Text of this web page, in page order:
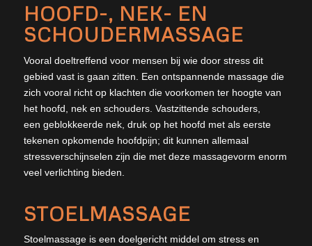
HOOFD-, NEK- EN
SCHOUDERMASSAGE
Vooral doeltreffend voor mensen bij wie door stress dit
gebied vast is gaan zitten. Een ontspannende massage die
zich vooral richt op klachten die voorkomen ter hoogte van
het hoofd, nek en schouders. Vastzittende schouders,
een geblokkeerde nek, druk op het hoofd met als eerste
tekenen opkomende hoofdpijn; dit kunnen allemaal
stressverschijnselen zijn die met deze massagevorm enorm
veel verlichting bieden.
STOELMASSAGE
Stoelmassage is een doelgericht middel om stress en